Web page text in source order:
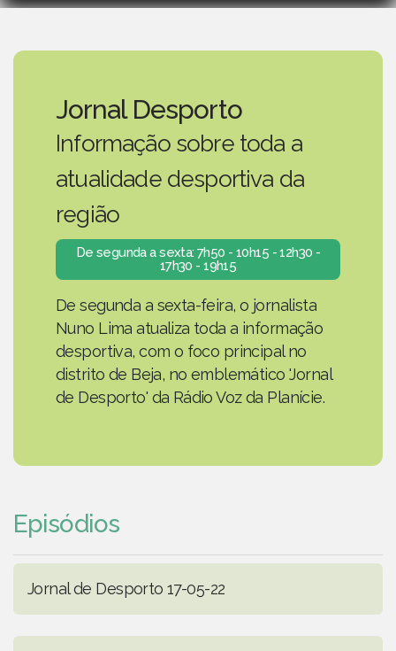
Jornal Desporto
Informação sobre toda a
atualidade desportiva da
região
De segunda a sexta: 7h50 - 10h15 - 12h30 -
17h30 - 19h15
De segunda a sexta-feira, o jornalista
Nuno Lima atualiza toda a informação
desportiva, com o foco principal no
distrito de Beja, no emblemático 'Jornal
de Desporto' da Rádio Voz da Planície.
Episódios
Jornal de Desporto 17-05-22